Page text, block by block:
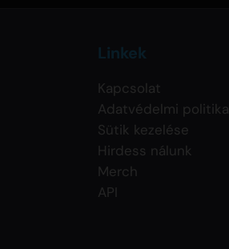
Linkek
Kapcsolat
Adatvédelmi politika
Sütik kezelése
Hirdess nálunk
Merch
API